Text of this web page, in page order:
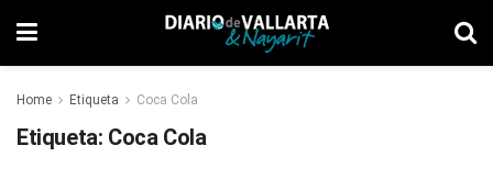
Home Etiqueta Coca Cola
Etiqueta: Coca Cola